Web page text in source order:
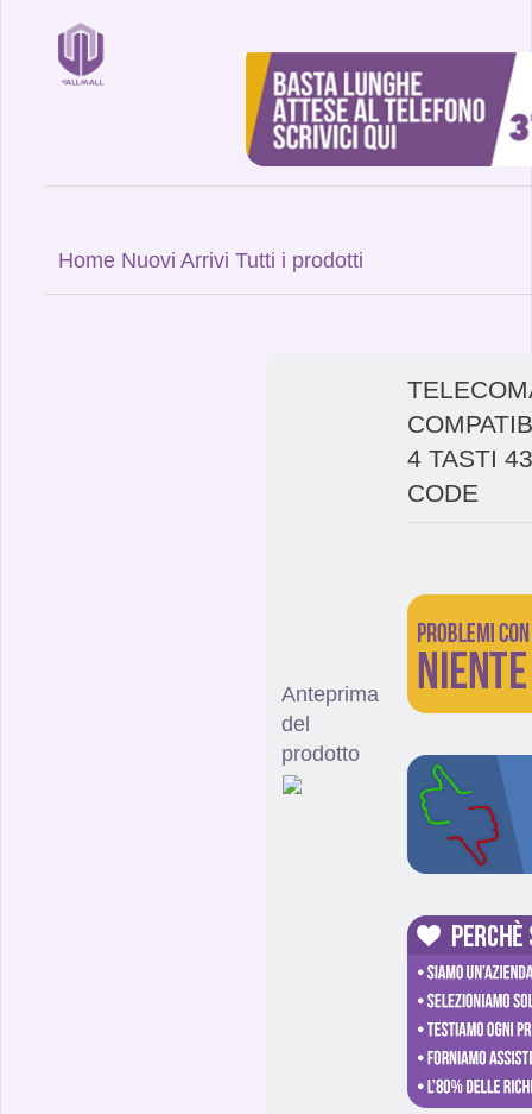
Home Nuovi Arrivi Tutti i prodotti
Anteprima
del
prodotto
4 TASTI
CODE